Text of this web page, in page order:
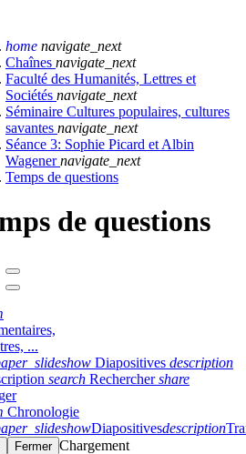
home navigate_next
Chaînes navigate_next
Faculté des Humanités, Lettres et
Sociétés navigate_next
Séminaire Cultures populaires, cultures
savantes navigate_next
Séance 3: Sophie Picard et Albin
Wagenernavigate_next
Temps de questions
de questions
...
Diapositives description
search Rechercher share
Chronologie
Diapositivesdescription
Fermer Chargement